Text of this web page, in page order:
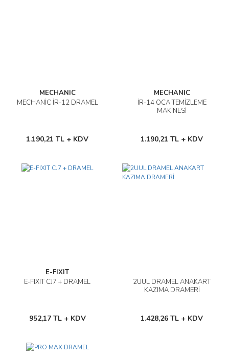
MECHANIC
MECHANİC İR-12 DRAMEL
1.190,21 TL + KDV
MECHANIC
İR-14 OCA TEMİZLEME
MAKİNESİ
1.190,21 TL + KDV
E-FIXIT
E-FIXIT CJ7 + DRAMEL
952,17 TL + KDV
2UUL DRAMEL ANAKART
KAZIMA DRAMERİ
1.428,26 TL + KDV